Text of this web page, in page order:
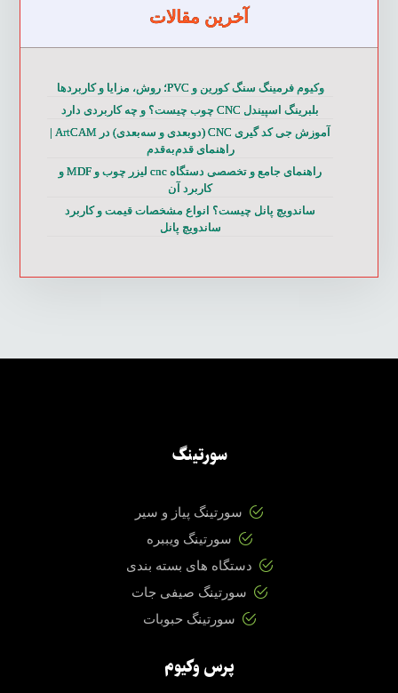
آخرین مقالات
وکیوم فرمینگ سنگ کورین و PVC؛ روش، مزایا و کاربردها
بلبرینگ اسپیندل CNC چوب چیست؟ و چه کاربردی دارد
آموزش جی کد گیری CNC (دوبعدی و سه‌بعدی) در ArtCAM |
راهنمای قدم‌به‌قدم
راهنمای جامع و تخصصی دستگاه cnc لیزر چوب و MDF و
کاربرد آن
ساندویچ پانل چیست؟ انواع مشخصات قیمت و کاربرد
ساندویچ پانل
سورتینگ
سورتینگ پیاز و سیر
سورتینگ ویببره
دستگاه های بسته بندی
سورتینگ صیفی جات
سورتینگ حبوبات
پرس وکیوم